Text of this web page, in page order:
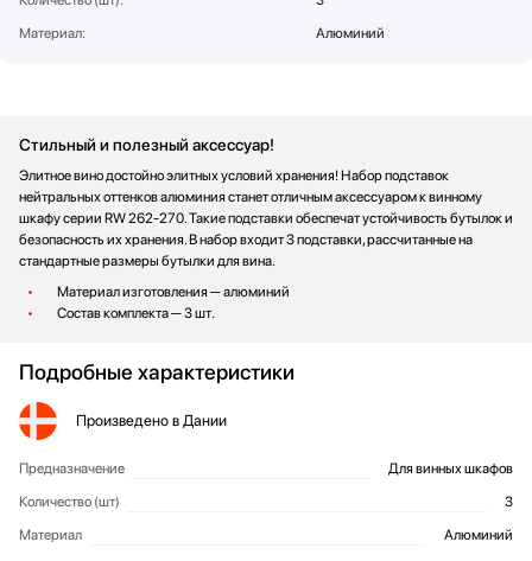
Тостеры
Увлажнители воздуха
Утюги
Фены
Холодильники
Холодильное оборудование
Хьюмидоры
Материал:
Алюминий
Стильный и полезный аксессуар!
Элитное вино достойно элитных условий хранения! Набор подставок
нейтральных оттенков алюминия станет отличным аксессуаром к винному
шкафу серии RW 262-270. Такие подставки обеспечат устойчивость бутылок и
безопасность их хранения. В набор входит 3 подставки, рассчитанные на
стандартные размеры бутылки для вина.
Материал изготовления ─ алюминий
Состав комплекта ─ 3 шт.
Подробные характеристики
Произведено в Дании
Общие характеристики
Предназначение
Для винных шкафов
Количество (шт)
3
Материал
Алюминий